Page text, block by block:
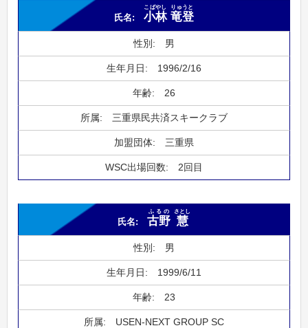
小林
こばやし
竜登
りゅうと
男
1996/2/16
26
三重県民共済スキークラブ
三重県
2回目
古野
ふるの
慧
さとし
男
1999/6/11
23
USEN-NEXT GROUP SC